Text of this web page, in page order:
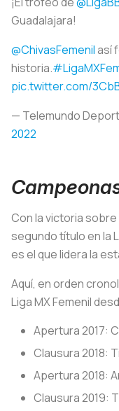
Guadalajara!
@ChivasFemenilasí
historia.
pic.twitter.com/
— Telemundo
2022
Con la victoria
segundo título en la
es el que lidera la
Aquí, en orden
Liga MX Femenil
Apertura 2017:
Clausura 2018:
Apertura 2018:
Clausura 2019: